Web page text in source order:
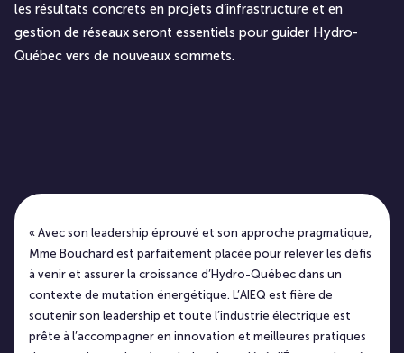
les résultats concrets en projets d’infrastructure et en
gestion de réseaux seront essentiels pour guider Hydro-
Québec vers de nouveaux sommets.
« Avec son leadership éprouvé et son approche pragmatique,
Mme Bouchard est parfaitement placée pour relever les défis
à venir et assurer la croissance d’Hydro-Québec dans un
contexte de mutation énergétique. L’AIEQ est fière de
soutenir son leadership et toute l’industrie électrique est
prête à l’accompagner en innovation et meilleures pratiques